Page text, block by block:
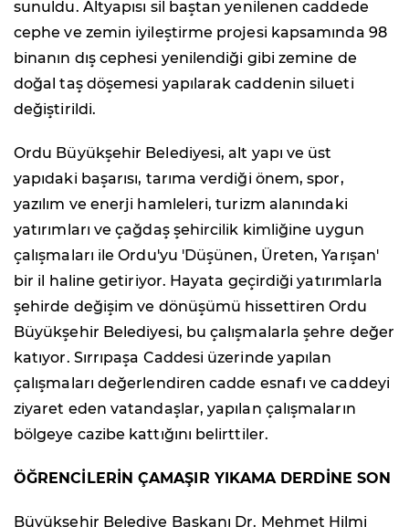
sunuldu. Altyapısı sil baştan yenilenen caddede
cephe ve zemin iyileştirme projesi kapsamında 98
binanın dış cephesi yenilendiği gibi zemine de
doğal taş döşemesi yapılarak caddenin silueti
değiştirildi.
Ordu Büyükşehir Belediyesi, alt yapı ve üst
yapıdaki başarısı, tarıma verdiği önem, spor,
yazılım ve enerji hamleleri, turizm alanındaki
yatırımları ve çağdaş şehircilik kimliğine uygun
çalışmaları ile Ordu'yu 'Düşünen, Üreten, Yarışan'
bir il haline getiriyor. Hayata geçirdiği yatırımlarla
şehirde değişim ve dönüşümü hissettiren Ordu
Büyükşehir Belediyesi, bu çalışmalarla şehre değer
katıyor. Sırrıpaşa Caddesi üzerinde yapılan
çalışmaları değerlendiren cadde esnafı ve caddeyi
ziyaret eden vatandaşlar, yapılan çalışmaların
bölgeye cazibe kattığını belirttiler.
ÖĞRENCİLERİN ÇAMAŞIR YIKAMA DERDİNE SON
Büyükşehir Belediye Başkanı Dr. Mehmet Hilmi